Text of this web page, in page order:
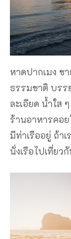
หาดปากเมง ช
ธรรมชาติ บรร
ละเอียด น้ําใส
ร้านอาหารคอ
มีท่าเรืออยู่ ถ้า
นั่งเรือไปเที่ยว